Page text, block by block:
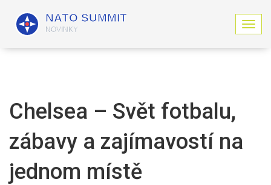
Z
o
Chelsea – Svět fotbalu,
zábavy a zajímavostí na
jednom místě